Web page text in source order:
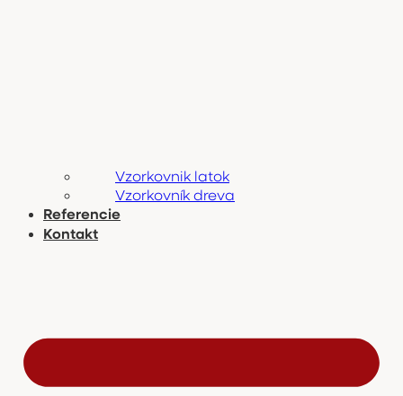
Vzorkovnik latok
Vzorkovník dreva
Referencie
Kontakt